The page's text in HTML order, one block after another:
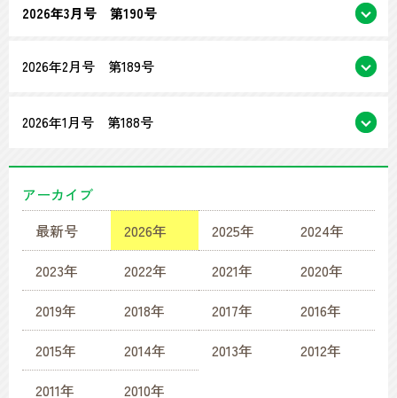
2026年3月号 第190号
2026年2月号 第189号
2026年1月号 第188号
アーカイブ
最新号
2026年 2025年
2024年
2023年
2022年 2021年
2020年
2019年
2018年 2017年
2016年
2015年
2014年 2013年
2012年
2011年
2010年